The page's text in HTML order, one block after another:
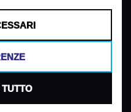
PRIVACY POLICY
PREFERENZE COOKIES